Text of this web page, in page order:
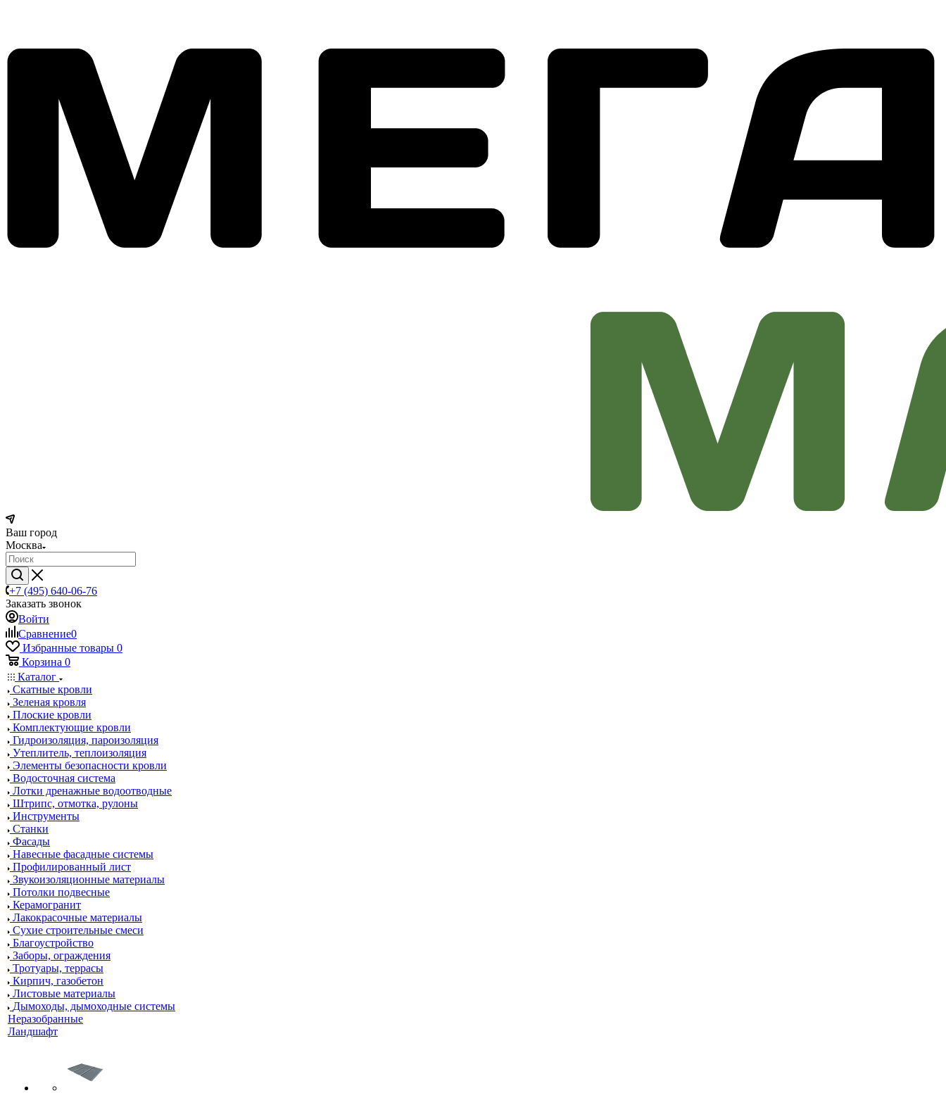
Ваш город
Москва
+7 (495) 640-06-76
Заказать звонок
Войти
Сравнение0
Избранные товары 0
Корзина 0
Каталог
Скатные кровли
Зеленая кровля
Плоские кровли
Комплектующие кровли
Гидроизоляция, пароизоляция
Утеплитель, теплоизоляция
Элементы безопасности кровли
Водосточная система
Лотки дренажные водоотводные
Штрипс, отмотка, рулоны
Инструменты
Станки
Фасады
Навесные фасадные системы
Профилированный лист
Звукоизоляционные материалы
Потолки подвесные
Керамогранит
Лакокрасочные материалы
Сухие строительные смеси
Благоустройство
Заборы, ограждения
Тротуары, террасы
Кирпич, газобетон
Листовые материалы
Дымоходы, дымоходные системы
Неразобранные
Ландшафт